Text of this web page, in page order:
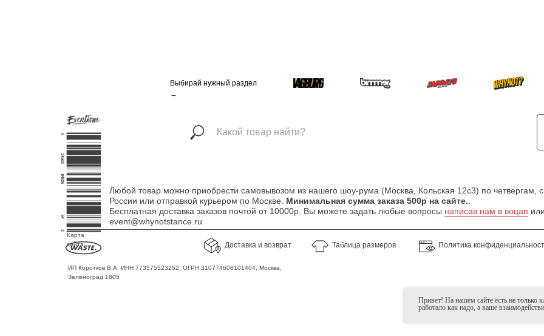
Выбирай нужный раздел
→
Доставка и возврат Политика
Таблица размеров
Любой товар можно приобрести самовывозом из нашего шоу-рума (Москва, Кольская 12с3) по четвергам, с
России или отправкой курьером по Москве. Минимальная сумма заказа 500р на сайте..
Бесплатная доставка заказов почтой от 10000р. Вы можете задать любые вопросы написав нам в воцап
event@whynotstance.ru
Карта
сайта
ИП Коротков В.А. ИНН 773575523252, ОГРН 310774608101404, Москва,
Зеленоград 1805
Привет! На нашем сайте есть не только
работало как надо, а ваше